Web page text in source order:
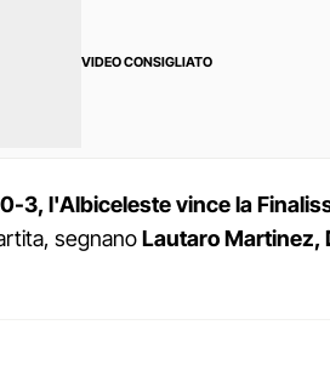
VIDEO CONSIGLIATO
3, l'Albiceleste vince la
segnanoLautaro Martinez,